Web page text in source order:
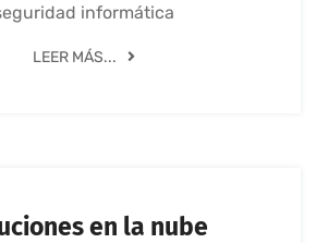
informática
LEER MÁS...
en la nube